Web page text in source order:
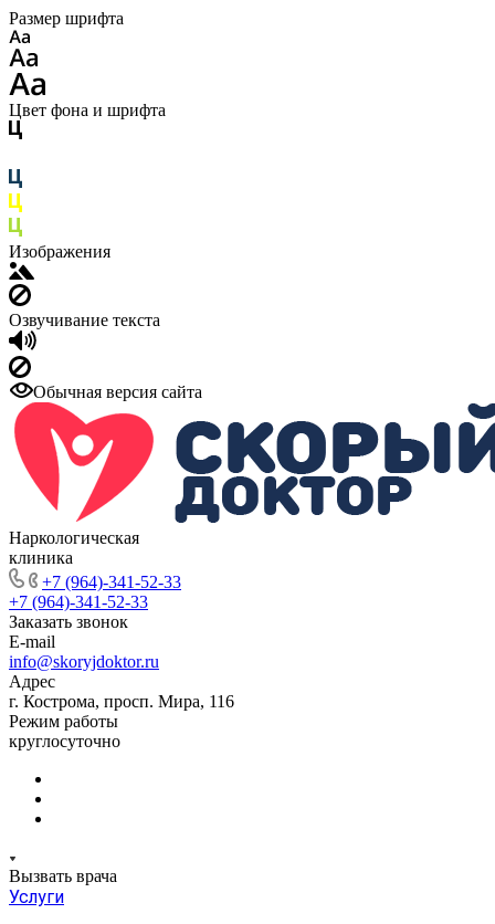
Размер шрифта
Цвет фона и шрифта
Изображения
Озвучивание текста
Обычная версия сайта
Наркологическая
клиника
+7 (964)-341-52-33
+7 (964)-341-52-33
Заказать звонок
E-mail
info@skoryjdoktor.ru
Адрес
г. Кострома, просп. Мира, 116
Режим работы
круглосуточно
Вызвать врача
Услуги